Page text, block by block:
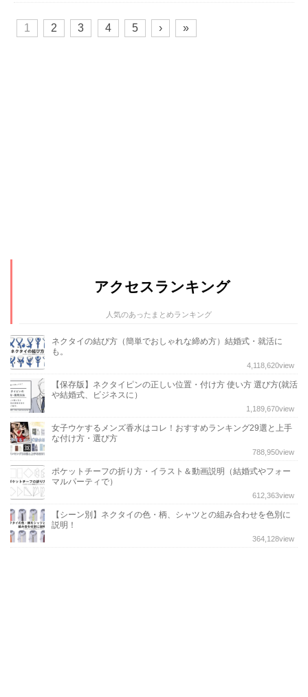
1 2 3 4 5 › »
アクセスランキング
人気のあったまとめランキング
ネクタイの結び方（簡単でおしゃれな締め方）結婚式・就活に
も。
4,118,620view
【保存版】ネクタイピンの正しい位置・付け方 使い方 選び方(就活
や結婚式、ビジネスに）
1,189,670view
女子ウケするメンズ香水はコレ！おすすめランキング29選と上手
な付け方・選び方
788,950view
ポケットチーフの折り方・イラスト＆動画説明（結婚式やフォー
マルパーティで）
612,363view
【シーン別】ネクタイの色・柄、シャツとの組み合わせを色別に
説明！
364,128view